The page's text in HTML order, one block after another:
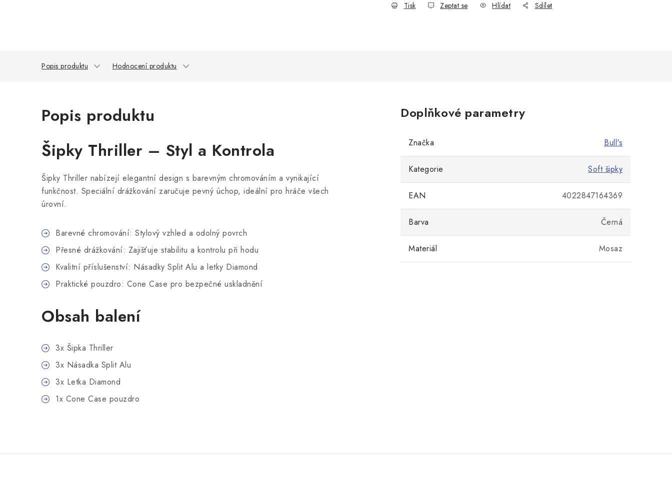
Tisk Zeptat se Hlídat Sdílet
Popis produktu Hodnocení produktu
Popis produktu
Šipky Thriller – Styl a Kontrola
Šipky Thriller nabízejí elegantní design s barevným chromováním a vynikající
funkčnost. Speciální drážkování zaručuje pevný úchop, ideální pro hráče všech
úrovní.
Barevné chromování: Stylový vzhled a odolný povrch
Přesné drážkování: Zajišťuje stabilitu a kontrolu při hodu
Kvalitní příslušenství: Násadky Split Alu a letky Diamond
Praktické pouzdro: Cone Case pro bezpečné uskladnění
Obsah balení
3x Šipka Thriller
3x Násadka Split Alu
3x Letka Diamond
1x Cone Case pouzdro
Doplňkové parametry
Značka Bull's
Kategorie Soft šipky
EAN 4022847164369
Barva Černá
Materiál Mosaz